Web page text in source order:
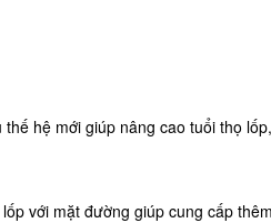
hệ mới giúp nâng cao tuổi thọ
với mặt đường giúp cung cấp